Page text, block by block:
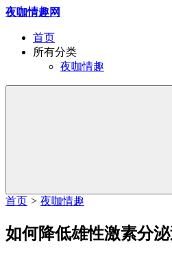
夜咖情趣网
首页
所有分类
夜咖情趣
首页 > 夜咖情趣
如何降低雄性激素分